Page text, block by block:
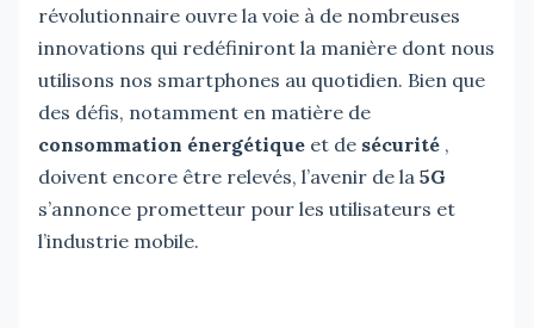
révolutionnaire ouvre la voie à de nombreuses
innovations qui redéfiniront la manière dont nous
utilisons nos smartphones au quotidien. Bien que
des défis, notamment en matière de
consommation énergétique et de sécurité ,
doivent encore être relevés, l’avenir de la 5G
s’annonce prometteur pour les utilisateurs et
l’industrie mobile.